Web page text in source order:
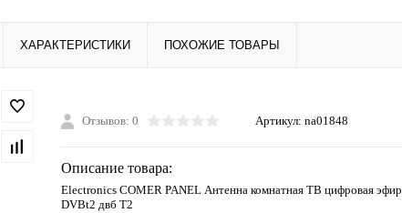
ХАРАКТЕРИСТИКИ ПОХОЖИЕ ТОВАРЫ
Отзывов: 0 Артикул: na01848
Описание товара:
Electronics COMER PANEL Антенна комнатная ТВ цифровая
DVBt2 двб Т2